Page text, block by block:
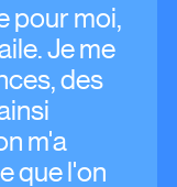
pour moi,
Je me
des
m'a
que l'on